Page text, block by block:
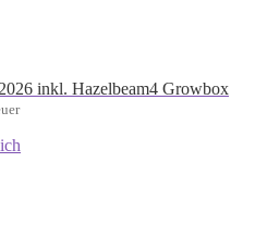
inkl. Hazelbeam4 Growbox